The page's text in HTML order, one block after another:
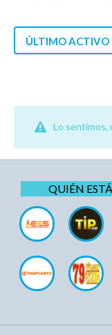
ÚLTIMO ACTIVO
Lo sentimos,
QUIÉN